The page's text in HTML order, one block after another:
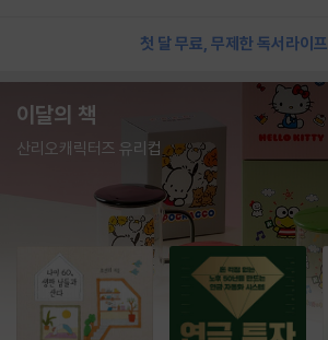
첫 달 무료, 무제한 독서라이프
이달의 책
산리오캐릭터즈 유리컵